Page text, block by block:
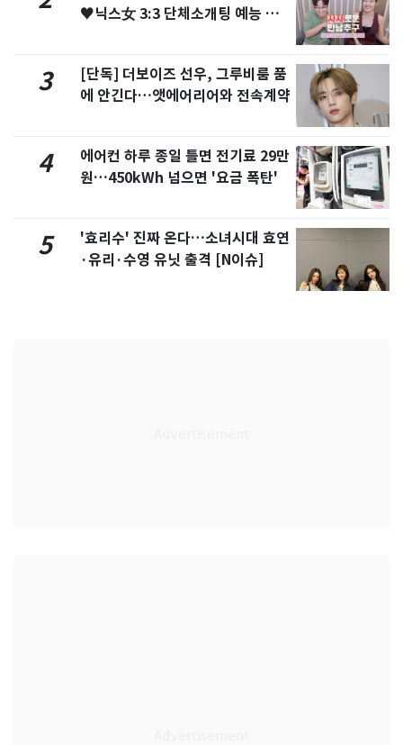
♥닉스女 3:3 단체소개팅 예능 화
3
[단독] 더보이즈 선우, 그루비룸 품
에 안긴다…앳에어리어와 전속계약
4
에어컨 하루 종일 틀면 전기료 29만
원…450kWh 넘으면 '요금 폭탄'
5
'효리수' 진짜 온다…소녀시대 효연
·유리·수영 유닛 출격 [N이슈]